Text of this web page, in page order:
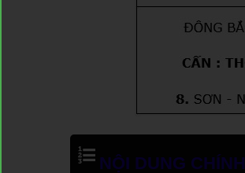
NỘI DUNG CHÍNH